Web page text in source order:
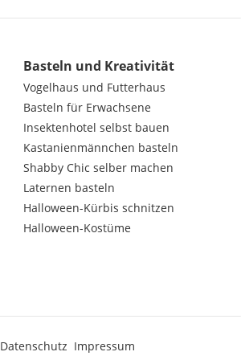
Basteln und Kreativität
Vogelhaus und Futterhaus
Basteln für Erwachsene
Insektenhotel selbst bauen
Kastanienmännchen basteln
Shabby Chic selber machen
Laternen basteln
Halloween-Kürbis schnitzen
Halloween-Kostüme
Datenschutz Impressum